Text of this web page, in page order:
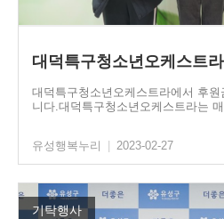
대덕특구청소년오케스트
대덕특구청소년오케스트라에서 후
니다.대덕특구청소년오케스트라는
유성행복누리 2023-02-27
기탁행사